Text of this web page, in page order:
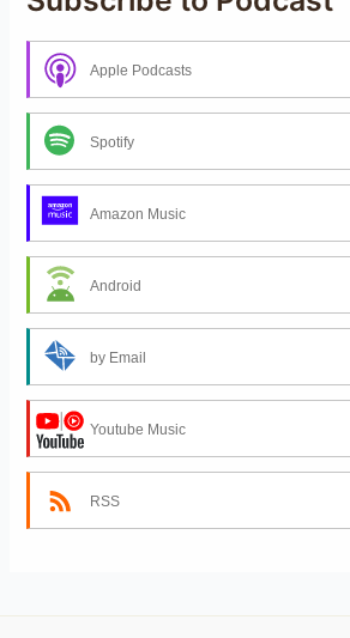
Apple Podcasts
Spotify
Amazon Music
Android
by Email
Youtube Music
RSS